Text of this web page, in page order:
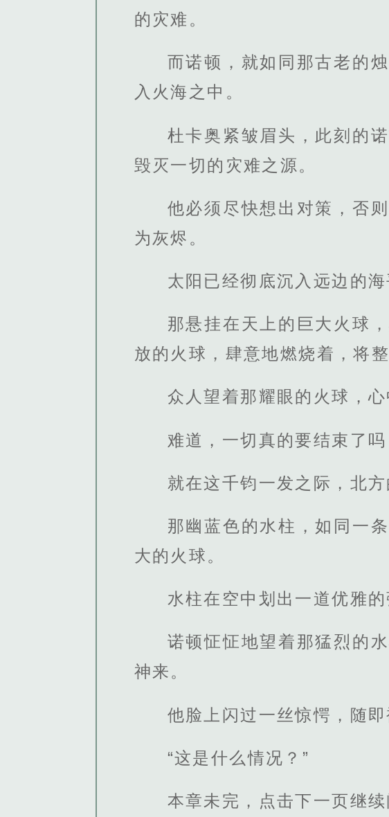
的灾难。
而诺顿，就如同那古老的
入火海之中。
杜卡奥紧皱眉头，此刻的
毁灭一切的灾难之源。
他必须尽快想出对策，否
为灰烬。
太阳已经彻底沉入远边的
那悬挂在天上的巨大火球
放的火球，肆意地燃烧着，将
众人望着那耀眼的火球，
难道，一切真的要结束了
就在这千钧一发之际，北
那幽蓝色的水柱，如同一
大的火球。
水柱在空中划出一道优雅
诺顿怔怔地望着那猛烈的
神来。
他脸上闪过一丝惊愕，随即
“这是什么情况？”
本章未完，点击下一页继续